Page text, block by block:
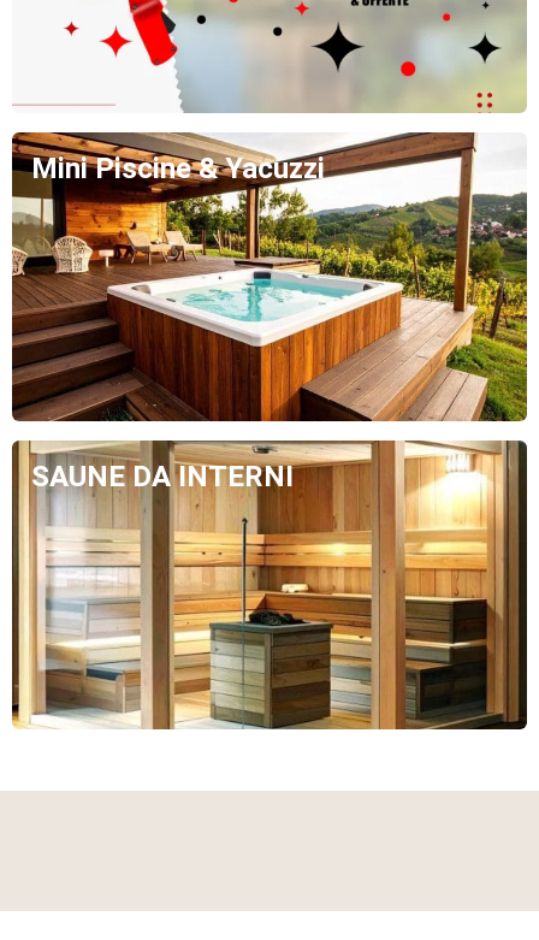
Mini Piscine & Yacuzzi
SAUNE DA INTERNI